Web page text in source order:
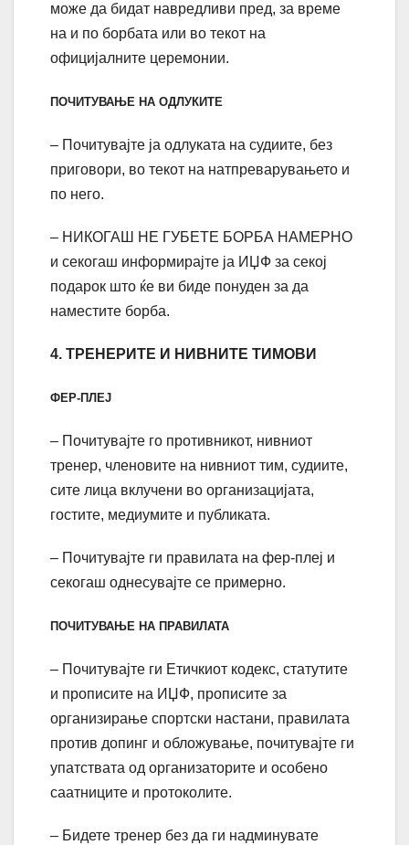
може да бидат навредливи пред, за време
на и по борбата или во текот на
официјалните церемонии.
ПОЧИТУВАЊЕ НА ОДЛУКИТЕ
– Почитувајте ја одлуката на судиите, без
приговори, во текот на натпреварувањето и
по него.
– НИКОГАШ НЕ ГУБЕТЕ БОРБА НАМЕРНО
и секогаш информирајте ја ИЏФ за секој
подарок што ќе ви биде понуден за да
наместите борба.
4. ТРЕНЕРИТЕ И НИВНИТЕ ТИМОВИ
ФЕР-ПЛЕЈ
– Почитувајте го противникот, нивниот
тренер, членовите на нивниот тим, судиите,
сите лица вклучени во организацијата,
гостите, медиумите и публиката.
– Почитувајте ги правилата на фер-плеј и
секогаш однесувајте се примерно.
ПОЧИТУВАЊЕ НА ПРАВИЛАТА
– Почитувајте ги Етичкиот кодекс, статутите
и прописите на ИЏФ, прописите за
организирање спортски настани, правилата
против допинг и обложување, почитувајте ги
упатствата од организаторите и особено
саатниците и протоколите.
– Бидете тренер без да ги надминувате